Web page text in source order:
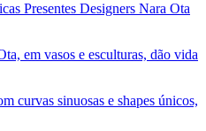
Presentes Designers Nara Ota
em vasos e esculturas, dão vida
curvas sinuosas e shapes únicos,